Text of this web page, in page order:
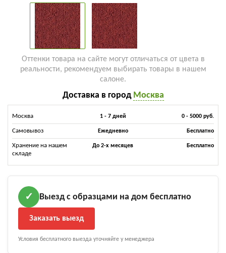
Оттенки товара на сайте могут отличаться от цвета в
реальности, рекомендуем выбирать товары в нашем
салоне.
Доставка в город Москва
Москва 1 - 7 дней 0 - 5000 руб.
Самовывоз Ежедневно Бесплатно
Хранение на нашем
складе
До 2-х месяцев Бесплатно
✓ Выезд с образцами на дом бесплатно
Заказать выезд
Условия бесплатного выезда уточняйте у менеджера